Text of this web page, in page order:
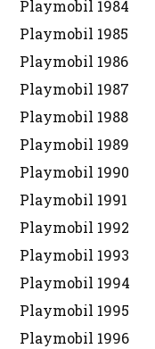
Playmobil 1984
Playmobil 1985
Playmobil 1986
Playmobil 1987
Playmobil 1988
Playmobil 1989
Playmobil 1990
Playmobil 1991
Playmobil 1992
Playmobil 1993
Playmobil 1994
Playmobil 1995
Playmobil 1996